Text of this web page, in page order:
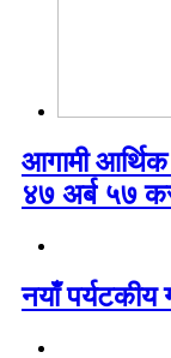
आगामी
४७ अर्ब ५७
नयाँ पर्यटकीय